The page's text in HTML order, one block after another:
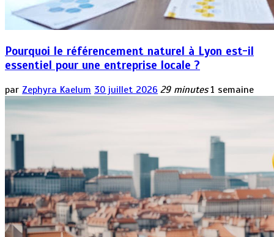
Pourquoi le référencement naturel à Lyon est-il
essentiel pour une entreprise locale ?
par Zephyra Kaelum 30 juillet 2026 29 minutes 1 semaine